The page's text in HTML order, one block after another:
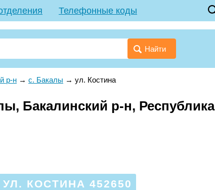
Телефонные коды
Найти
р-н → с. Бакалы → ул. Костина
Бакалинский р-н, Республика
КОСТИНА 452650